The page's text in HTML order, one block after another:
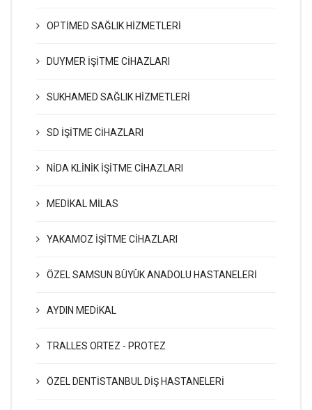
OPTİMED SAĞLIK HİZMETLERİ
DUYMER İŞİTME CİHAZLARI
SUKHAMED SAĞLIK HİZMETLERİ
SD İŞİTME CİHAZLARI
NİDA KLİNİK İŞİTME CİHAZLARI
MEDİKAL MİLAS
YAKAMOZ İŞİTME CİHAZLARI
ÖZEL SAMSUN BÜYÜK ANADOLU HASTANELERİ
AYDIN MEDİKAL
TRALLES ORTEZ - PROTEZ
ÖZEL DENTİSTANBUL DİŞ HASTANELERİ